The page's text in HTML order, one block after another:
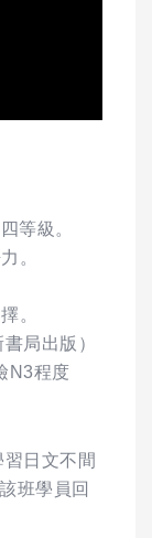
等級。
。
。
局出版）
N3程度
日文不間
班學員回